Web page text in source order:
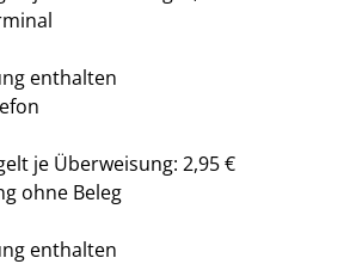
enthalten
je Überweisung: 2,95 €
ohne Beleg
enthalten